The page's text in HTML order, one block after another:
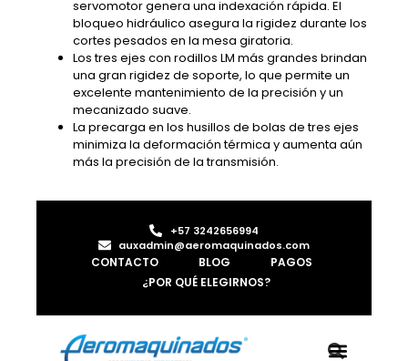
servomotor genera una indexación rápida. El
bloqueo hidráulico asegura la rigidez durante los
cortes pesados ​​en la mesa giratoria.
Los tres ejes con rodillos LM más grandes brindan
una gran rigidez de soporte, lo que permite un
excelente mantenimiento de la precisión y un
mecanizado suave.
La precarga en los husillos de bolas de tres ejes
minimiza la deformación térmica y aumenta aún
más la precisión de la transmisión.